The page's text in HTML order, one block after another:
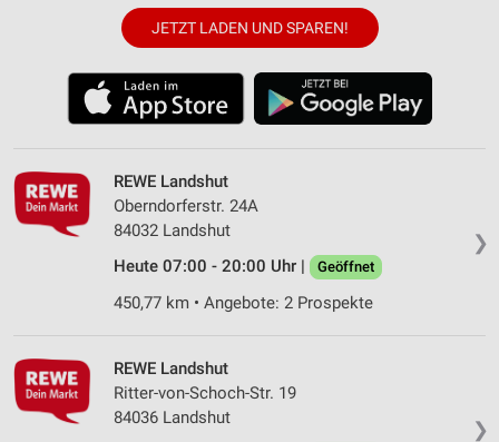
JETZT LADEN UND SPAREN!
❯
REWE Landshut
Oberndorferstr. 24A
84032 Landshut
Heute 07:00 - 20:00 Uhr |
Geöffnet
450,77 km • Angebote: 2 Prospekte
❯
REWE Landshut
Ritter-von-Schoch-Str. 19
84036 Landshut